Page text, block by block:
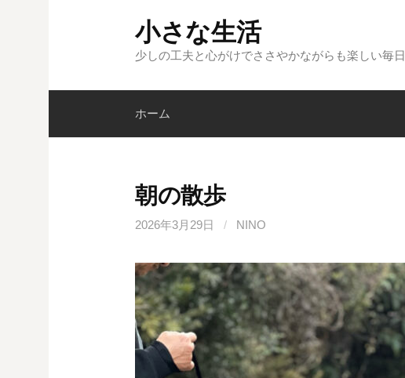
ツ
ス
小さな生活
少しの工夫と心がけでささやかながらも楽しい毎日
ホーム
朝の散歩
2026年3月29日 / NINO